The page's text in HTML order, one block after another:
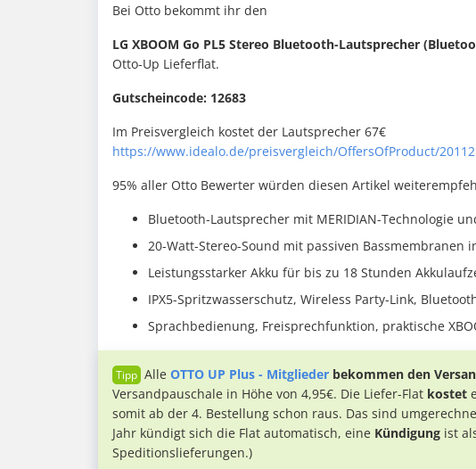
Bei Otto bekommt ihr den
LG XBOOM Go PL5 Stereo Bluetooth-Lautsprecher
Otto-Up Lieferflat.
Gutscheincode: 12683
Im Preisvergleich kostet der Lautsprecher 67€
https://www.idealo.de/preisvergleich/OffersOfProduct/
95% aller Otto Bewerter würden diesen Artikel
Bluetooth-Lautsprecher mit MERIDIAN-Technologie
20-Watt-Stereo-Sound mit passiven Bassmembranen
Leistungsstarker Akku für bis zu 18 Stunden
IPX5-Spritzwasserschutz, Wireless Party-Link,
Sprachbedienung, Freisprechfunktion, praktische
Alle OTTO UP Plus - Mitglieder bekommen den
Versandpauschale in Höhe von 4,95€. Die Liefer-Flat kostet
somit ab der 4. Bestellung schon raus. Das sind
Jahr kündigt sich die Flat automatisch, eine Kündigung ist
Speditionslieferungen.)